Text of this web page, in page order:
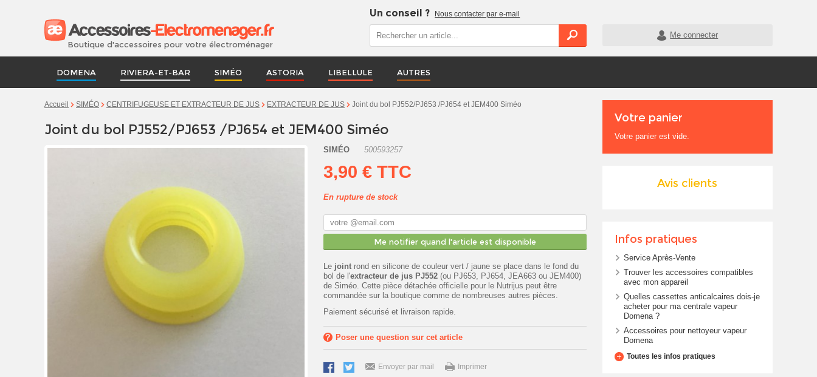
Boutique d'accessoires pour votre électroménager
Un conseil ? Nous contacter par e-mail
Me connecter
DOMENA RIVIERA-ET-BAR SIMÉO ASTORIA LIBELLULE AUTRES
Accueil SIMÉO CENTRIFUGEUSE ET EXTRACTEUR DE JUS EXTRACTEUR DE JUS Joint du bol PJ552/PJ653 /PJ654 et JEM400 Siméo
Joint du bol PJ552/PJ653 /PJ654 et JEM400 Siméo
SIMÉO 500593257
3,90 € TTC
En rupture de stock
Me notifier quand l'article est disponible
Le jointrond en silicone de couleur vert / jaune se place dans le fond du
bol de l'extracteur de jus PJ552(ou PJ653, PJ654, JEA663 ou JEM400)
de Siméo. Cette pièce détachée officielle pour le Nutrijus peut être
commandée sur la boutique comme de nombreuses autres pièces.
Paiement sécurisé et livraison rapide.
Poser une question sur cet article
Envoyer par mail Imprimer
Votre panier
Votre panier est vide.
Avis clients
Infos pratiques
Service Après-Vente
Trouver les accessoires compatibles
avec mon appareil
Quelles cassettes anticalcaires dois-je
acheter pour ma centrale vapeur
Domena ?
Accessoires pour nettoyeur vapeur
Domena
Toutes les infos pratiques